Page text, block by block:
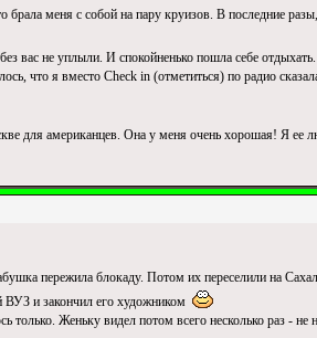
меня с собой на пару круизов. В последние
вас не уплыли. И спокойненько пошла себе
что я вместо Check in (отметиться) по радио
для американцев. Она у меня очень хорошая! Я ее
пережила блокаду. Потом их переселили на
ВУЗ и закончил его художником
только. Женьку видел потом всего несколько раз -